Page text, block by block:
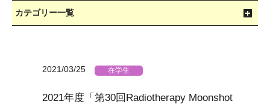
カテゴリー一覧
2021/03/25 在学生
2021年度「第30回Radiotherapy Moonshot